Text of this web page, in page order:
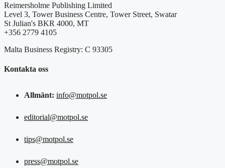
Reimersholme Publishing Limited
Level 3, Tower Business Centre, Tower Street, Swatar
St Julian's BKR 4000, MT
+356 2779 4105
Malta Business Registry: C 93305
Kontakta oss
Allmänt: info@motpol.se
editorial@motpol.se
tips@motpol.se
press@motpol.se